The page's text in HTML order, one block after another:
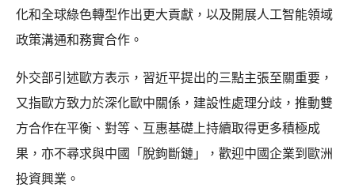
化和全球綠色轉型作出更大貢獻，以及開展人工智能領域
政策溝通和務實合作。
外交部引述歐方表示，習近平提出的三點主張至關重要，
又指歐方致力於深化歐中關係，建設性處理分歧，推動雙
方合作在平衡、對等、互惠基礎上持續取得更多積極成
果，亦不尋求與中國「脫鉤斷鏈」，歡迎中國企業到歐洲
投資興業。